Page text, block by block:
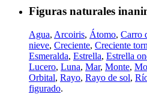
Figuras naturales
Agua, Arcoiris, Átomo, Carro
nieve, Creciente, Creciente
Esmeralda, Estrella, Estrella
Lucero, Luna, Mar, Monte,
Orbital, Rayo, Rayo de sol,
figurado.